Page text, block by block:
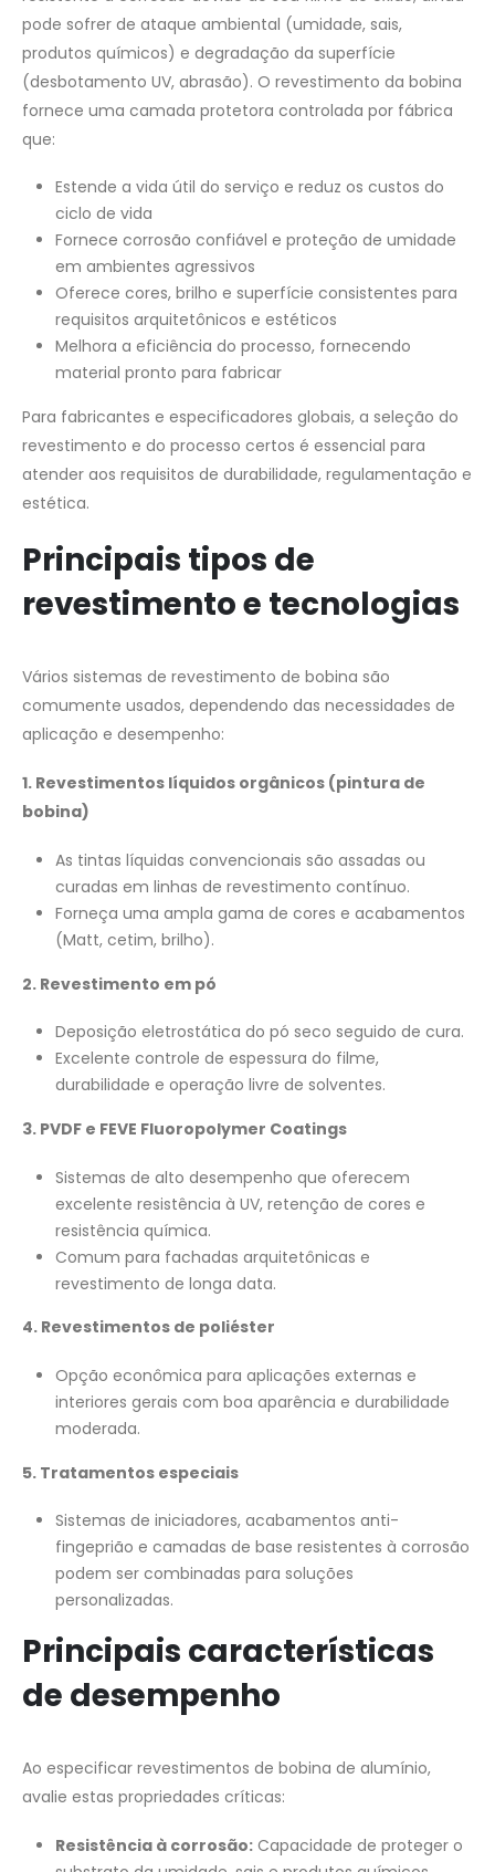
pode sofrer de ataque ambiental (umidade, sais,
produtos químicos) e degradação da superfície
(desbotamento UV, abrasão). O revestimento da bobina
fornece uma camada protetora controlada por fábrica
que:
Estende a vida útil do serviço e reduz os custos do
ciclo de vida
Fornece corrosão confiável e proteção de umidade
em ambientes agressivos
Oferece cores, brilho e superfície consistentes para
requisitos arquitetônicos e estéticos
Melhora a eficiência do processo, fornecendo
material pronto para fabricar
Para fabricantes e especificadores globais, a seleção do
revestimento e do processo certos é essencial para
atender aos requisitos de durabilidade, regulamentação e
estética.
Principais tipos de
revestimento e tecnologias
Vários sistemas de revestimento de bobina são
comumente usados, dependendo das necessidades de
aplicação e desempenho:
1. Revestimentos líquidos orgânicos (pintura de
bobina)
As tintas líquidas convencionais são assadas ou
curadas em linhas de revestimento contínuo.
Forneça uma ampla gama de cores e acabamentos
(Matt, cetim, brilho).
2. Revestimento em pó
Deposição eletrostática do pó seco seguido de cura.
Excelente controle de espessura do filme,
durabilidade e operação livre de solventes.
3. PVDF e FEVE Fluoropolymer Coatings
Sistemas de alto desempenho que oferecem
excelente resistência à UV, retenção de cores e
resistência química.
Comum para fachadas arquitetônicas e
revestimento de longa data.
4. Revestimentos de poliéster
Opção econômica para aplicações externas e
interiores gerais com boa aparência e durabilidade
moderada.
5. Tratamentos especiais
Sistemas de iniciadores, acabamentos anti-
fingeprião e camadas de base resistentes à corrosão
podem ser combinadas para soluções
personalizadas.
Principais características
de desempenho
Ao especificar revestimentos de bobina de alumínio,
avalie estas propriedades críticas:
Resistência à corrosão:Capacidade de proteger o